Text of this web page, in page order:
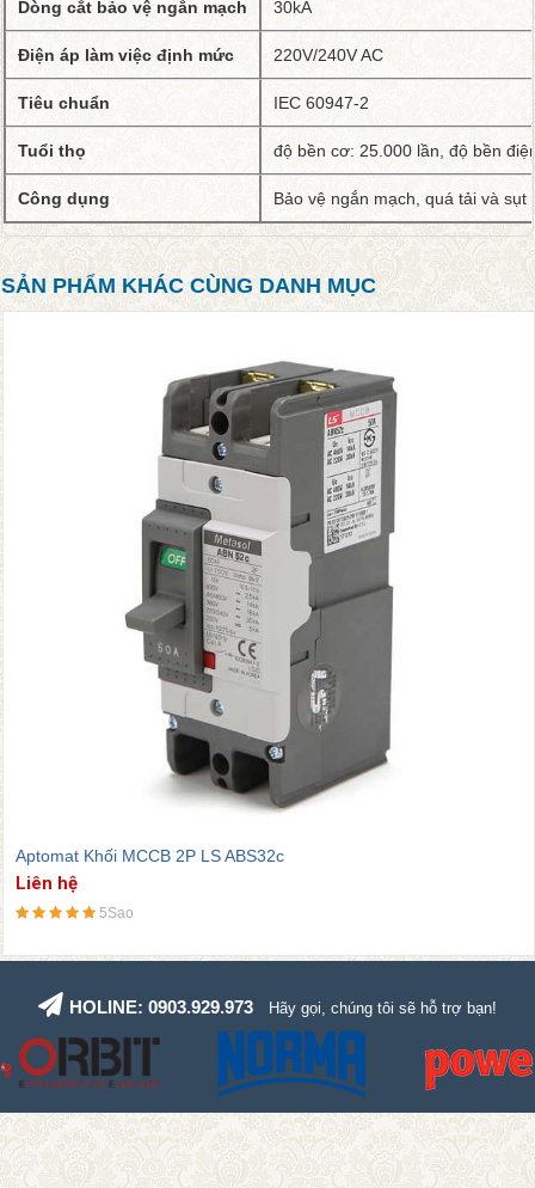
Dòng cắt bảo vệ ngắn mạch 30kA
Điện áp làm việc định mức 220V/240V AC
Tiêu chuẩn IEC 60947-2
Tuổi thọ độ bền cơ: 25.000 lần, độ bền
Công dụng Bảo vệ ngắn mạch, quá tải và sụt
SẢN PHẨM KHÁC CÙNG DANH MỤC
Khối MCCB 2P LS ABS32c
hệ
5Sao
HOLINE: 0903.929.973 Hãy gọi, chúng tôi sẽ hỗ trợ bạn!